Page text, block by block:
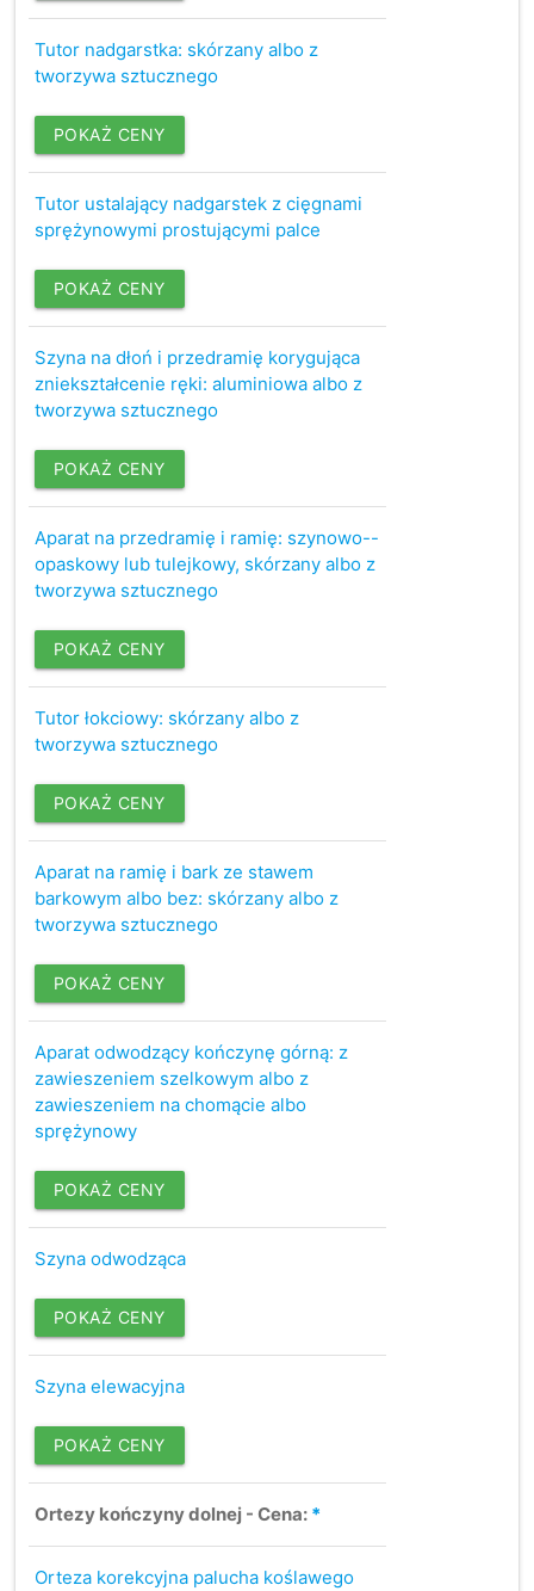
Tutor nadgarstka: skórzany albo z
tworzywa sztucznego
POKAŻ CENY
Tutor ustalający nadgarstek z cięgnami
sprężynowymi prostującymi palce
POKAŻ CENY
Szyna na dłoń i przedramię korygująca
zniekształcenie ręki: aluminiowa albo z
tworzywa sztucznego
POKAŻ CENY
Aparat na przedramię i ramię: szynowo--
opaskowy lub tulejkowy, skórzany albo z
tworzywa sztucznego
POKAŻ CENY
Tutor łokciowy: skórzany albo z
tworzywa sztucznego
POKAŻ CENY
Aparat na ramię i bark ze stawem
barkowym albo bez: skórzany albo z
tworzywa sztucznego
POKAŻ CENY
Aparat odwodzący kończynę górną: z
zawieszeniem szelkowym albo z
zawieszeniem na chomącie albo
sprężynowy
POKAŻ CENY
Szyna odwodząca
POKAŻ CENY
Szyna elewacyjna
POKAŻ CENY
Ortezy kończyny dolnej - Cena: *
Orteza korekcyjna palucha koślawego